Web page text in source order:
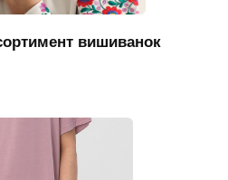
вишиванок